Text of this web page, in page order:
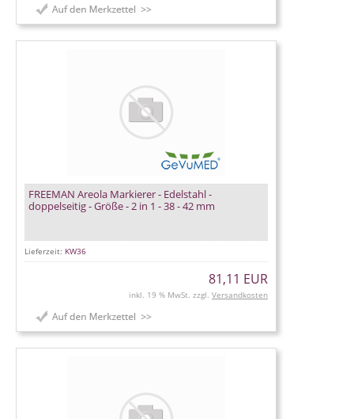
FREEMAN Areola Markierer - Edelstahl -
doppelseitig - Größe - 2 in 1 - 38 - 42 mm
Lieferzeit: KW36
81,11 EUR
inkl. 19 % MwSt. zzgl. Versandkosten